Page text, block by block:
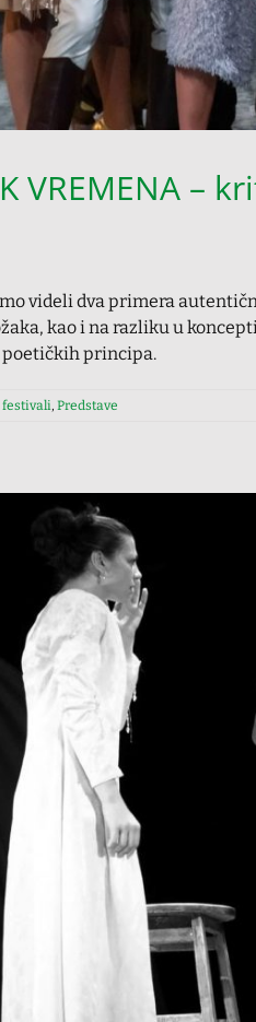
VREMENA
videli dva primera
kao i na razliku u
principa.
festivali, Predstave